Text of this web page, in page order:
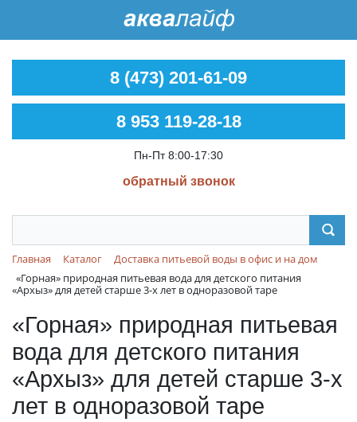
8 (473) 201-61-09
8 953 119-28-18
Пн-Пт 8:00-17:30
обратный звонок
Главная Каталог
Доставка питьевой воды в офис и на дом
«Горная» природная питьевая вода для детского питания
«Архыз» для детей старше 3-х лет в одноразовой таре
«Горная» природная питьевая
вода для детского питания
«Архыз» для детей старше 3-х
лет в одноразовой таре